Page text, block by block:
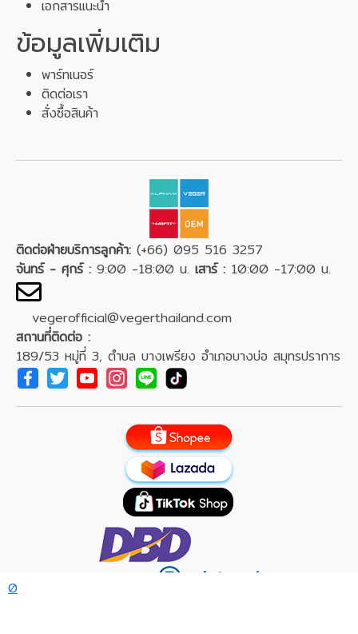
0
เอกสารแนะนำ
ข้อมูลเพิ่มเติม
พาร์ทเนอร์
ติดต่อเรา
สั่งซื้อสินค้า
ติดต่อฝ่ายบริการลูกค้า: (+66) 095 516 3257
จันทร์ - ศุกร์ : 9:00 -18:00 น. เสาร์ : 10:00 -17:00 น.
vegerofficial@vegerthailand.com
สถานที่ติดต่อ :
189/53 หมู่ที่ 3, ตำบล บางเพรียง อำเภอบางบ่อ สมุทรปราการ